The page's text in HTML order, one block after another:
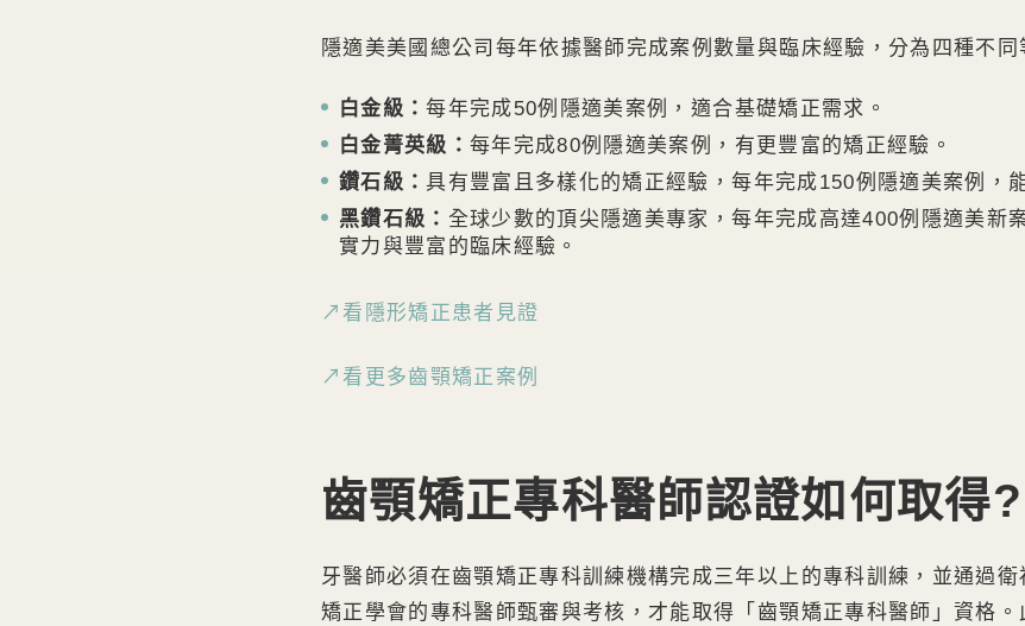
隱適美美國總公司每年依據醫師完成案例數量與臨床經驗，分為四種不同
白金級：每年完成50例隱適美案例，適合基礎矯正需求。
白金菁英級：每年完成80例隱適美案例，有更豐富的矯正經驗。
鑽石級：具有豐富且多樣化的矯正經驗，每年完成150例隱適美案例，
黑鑽石級： 全球少數的頂尖隱適美專家，每年完成高達400例隱適美新
實力與豐富的臨床經驗。
↗看隱形矯正患者見證
↗看更多齒顎矯正案例
齒顎矯正專科醫師認證如何取得?
牙醫師必須在齒顎矯正專科訓練機構完成三年以上的專科訓練，並通過
矯正學會的專科醫師甄審與考核，才能取得「齒顎矯正專科醫師」資格